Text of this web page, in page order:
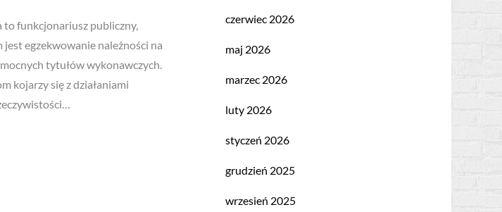
funkcjonariusz publiczny,
jest egzekwowanie należności na
tytułów wykonawczych.
kojarzy się z działaniami
czerwiec 2026
maj 2026
marzec 2026
luty 2026
styczeń 2026
grudzień 2025
wrzesień 2025